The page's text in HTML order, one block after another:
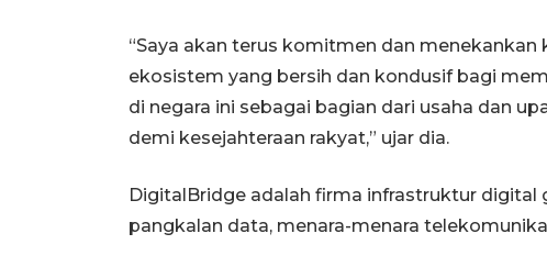
“Saya akan terus komitmen dan
ekosistem yang bersih dan kondusif bagi
di negara ini sebagai bagian dari usaha dan
demi kesejahteraan rakyat,” ujar dia.
DigitalBridge adalah firma infrastruktur
pangkalan data, menara-menara